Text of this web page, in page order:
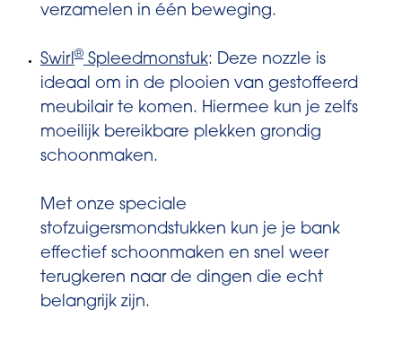
verzamelen in één beweging.
Swirl ® Spleedmonstuk: Deze nozzle is
ideaal om in de plooien van gestoffeerd
meubilair te komen. Hiermee kun je zelfs
moeilijk bereikbare plekken grondig
schoonmaken.
Met onze speciale
stofzuigersmondstukken kun je je bank
effectief schoonmaken en snel weer
terugkeren naar de dingen die echt
belangrijk zijn.